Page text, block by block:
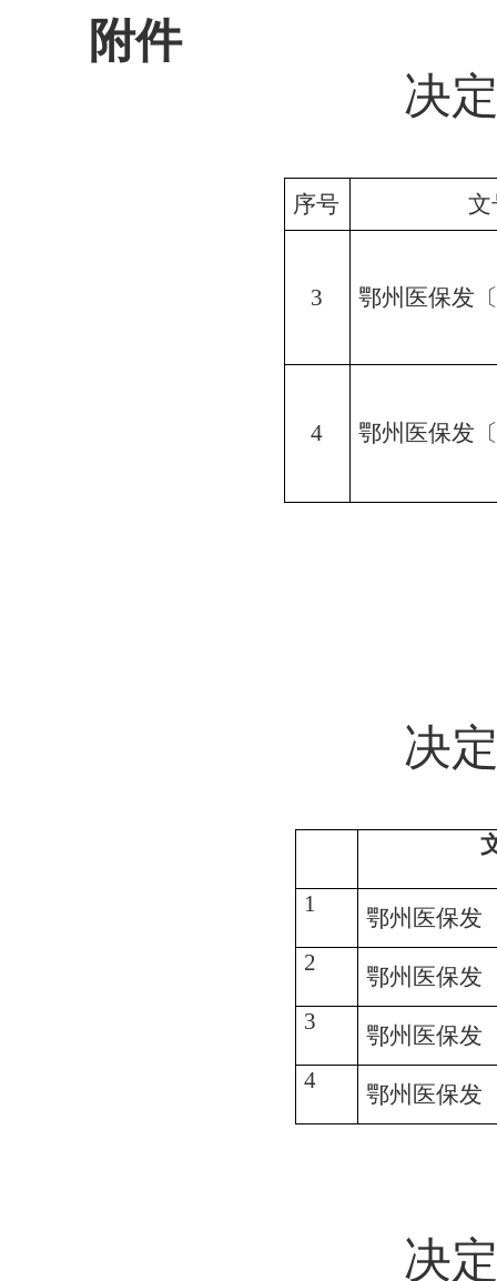
附件
决
序号 文
3 鄂州医保发〔
4 鄂州医保发〔
决
1
鄂州医保发
2
鄂州医保发
3
鄂州医保发
4
鄂州医保发
决